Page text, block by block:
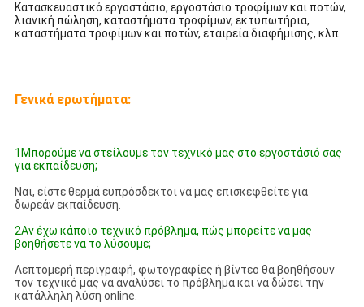
Κατασκευαστικό εργοστάσιο, εργοστάσιο τροφίμων και ποτών,
λιανική πώληση, καταστήματα τροφίμων, εκτυπωτήρια,
καταστήματα τροφίμων και ποτών, εταιρεία διαφήμισης, κλπ.
Γενικά ερωτήματα:
1Μπορούμε να στείλουμε τον τεχνικό μας στο εργοστάσιό σας
για εκπαίδευση;
Ναι, είστε θερμά ευπρόσδεκτοι να μας επισκεφθείτε για
δωρεάν εκπαίδευση.
2Αν έχω κάποιο τεχνικό πρόβλημα, πώς μπορείτε να μας
βοηθήσετε να το λύσουμε;
Λεπτομερή περιγραφή, φωτογραφίες ή βίντεο θα βοηθήσουν
τον τεχνικό μας να αναλύσει το πρόβλημα και να δώσει την
κατάλληλη λύση online.